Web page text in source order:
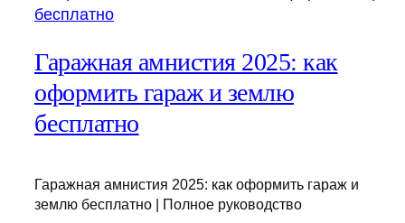
Гаражная амнистия 2025: как
оформить гараж и землю
бесплатно
Гаражная амнистия 2025: как оформить гараж и
землю бесплатно | Полное руководство